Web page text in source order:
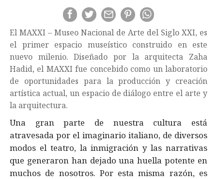
El MAXXI – Museo Nacional de Arte del Siglo XXI, es
el primer espacio museístico construido en este
nuevo milenio. Diseñado por la arquitecta Zaha
Hadid, el MAXXI fue concebido como un laboratorio
de oportunidades para la producción y creación
artística actual, un espacio de diálogo entre el arte y
la arquitectura.
Una gran parte de nuestra cultura está
atravesada por el imaginario italiano, de diversos
modos el teatro, la inmigración y las narrativas
que generaron han dejado una huella potente en
muchos de nosotros. Por esta misma razón, es